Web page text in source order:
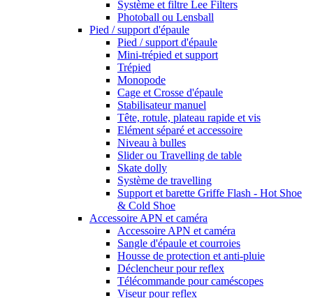
Système et filtre Lee Filters
Photoball ou Lensball
Pied / support d'épaule
Pied / support d'épaule
Mini-trépied et support
Trépied
Monopode
Cage et Crosse d'épaule
Stabilisateur manuel
Tête, rotule, plateau rapide et vis
Elément séparé et accessoire
Niveau à bulles
Slider ou Travelling de table
Skate dolly
Système de travelling
Support et barette Griffe Flash - Hot Shoe
& Cold Shoe
Accessoire APN et caméra
Accessoire APN et caméra
Sangle d'épaule et courroies
Housse de protection et anti-pluie
Déclencheur pour reflex
Télécommande pour caméscopes
Viseur pour reflex